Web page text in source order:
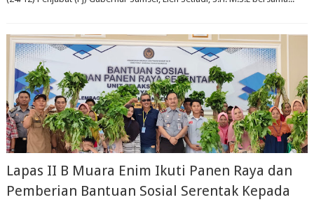
Lapas II B Muara Enim Ikuti Panen Raya dan
Pemberian Bantuan Sosial Serentak Kepada